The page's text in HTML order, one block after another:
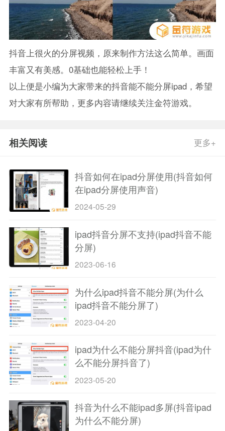
抖音上很火的分屏视频，原来制作方法这么简单。画面
丰富又有美感。0基础也能轻松上手！
以上便是小编为大家带来的抖音能不能分屏ipad，希望
对大家有所帮助，更多内容请继续关注金符游戏。
相关阅读 更多+
抖音如何在ipad分屏使用(抖音如何
在ipad分屏使用声音)
2024-05-29
ipad抖音分屏不支持(ipad抖音不能
分屏)
2023-06-16
为什么ipad抖音不能分屏(为什么
ipad抖音不能分屏了)
2023-04-20
ipad为什么不能分屏抖音(ipad为什
么不能分屏抖音了)
2023-05-20
抖音为什么不能ipad多屏(抖音ipad
为什么不能分屏)